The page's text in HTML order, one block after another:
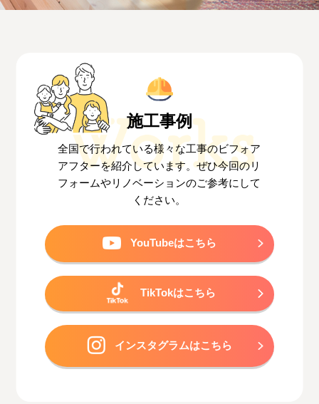
施工事例
全国で行われている様々な工事のビフォア
アフターを紹介しています。ぜひ今回のリ
フォームやリノベーションのご参考にして
ください。
YouTubeはこちら
TikTokはこちら
インスタグラムはこちら